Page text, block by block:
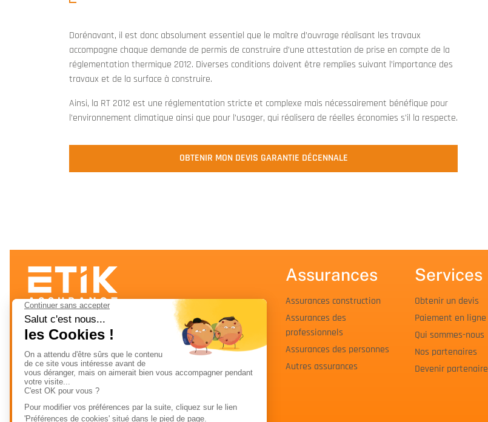
Dorénavant, il est donc absolument essentiel que le maître d’ouvrage réalisant les travaux
accompagne chaque demande de permis de construire d’une attestation de prise en compte de la
réglementation thermique 2012. Diverses conditions doivent être remplies suivant l’importance des
travaux et de la surface à construire.
Ainsi, la RT 2012 est une réglementation stricte et complexe mais nécessairement bénéfique pour
l’environnement climatique ainsi que pour l’usager, qui réalisera de réelles économies s’il la respecte.
OBTENIR MON DEVIS GARANTIE DÉCENNALE
ETIK Assurance est un courtier spécialisé en
assurance construction et assurance
professionnelle depuis 2009. Nous
accompagnons artisans, entreprises et
professionnels avec des couvertures
responsabilités réelles.
Assurances
Assurances construction
Assurances des
professionnels
Assurances des personnes
Autres assurances
Services
Obtenir un devis
Paiement en ligne
Qui sommes-nous
Nos partenaires
Devenir partenaire